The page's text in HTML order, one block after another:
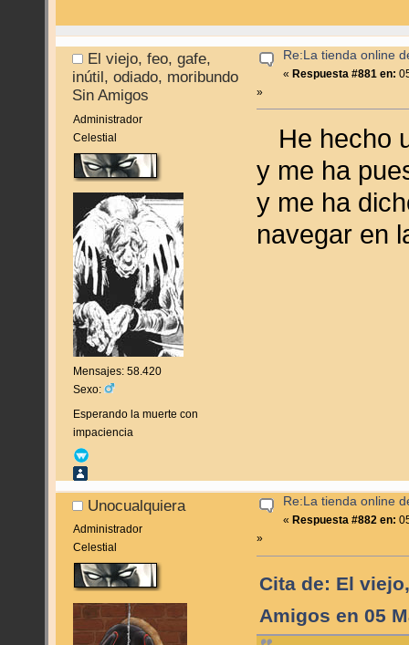
El viejo, feo, gafe,
inútil, odiado, moribundo
Sin Amigos
Administrador
Celestial
Mensajes: 58.420
Sexo:
Esperando la muerte con
impaciencia
Re:La tienda online
« Respuesta #881 en:
»
He hecho
y me ha
y me ha
navegar en
Unocualquiera
Administrador
Celestial
Re:La tienda online
« Respuesta #882 en:
»
Cita de: El
Amigos en 05